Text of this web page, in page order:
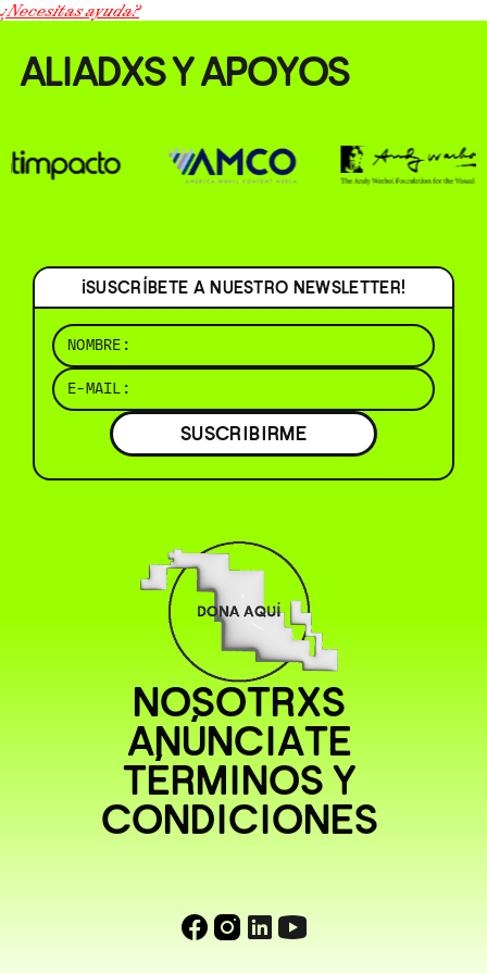
¿Necesitas ayuda?
ALIADXS Y APOYOS
¡SUSCRÍBETE A NUESTRO NEWSLETTER!
SUSCRIBIRME
NOSOTRXS
ANÚNCIATE
TÉRMINOS Y
CONDICIONES